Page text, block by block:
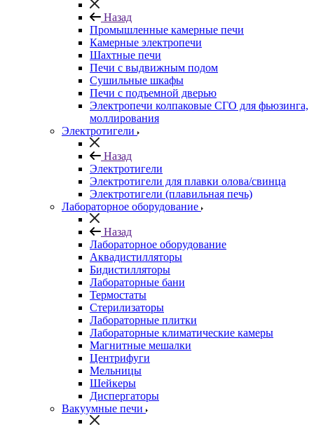
Назад
Промышленные камерные печи
Камерные электропечи
Шахтные печи
Печи с выдвижным подом
Сушильные шкафы
Печи с подъемной дверью
Электропечи колпаковые СГО для фьюзинга,
моллирования
Электротигели
Назад
Электротигели
Электротигели для плавки олова/свинца
Электротигели (плавильная печь)
Лабораторное оборудование
Назад
Лабораторное оборудование
Аквадистилляторы
Бидистилляторы
Лабораторные бани
Термостаты
Стерилизаторы
Лабораторные плитки
Лабораторные климатические камеры
Магнитные мешалки
Центрифуги
Мельницы
Шейкеры
Диспергаторы
Вакуумные печи